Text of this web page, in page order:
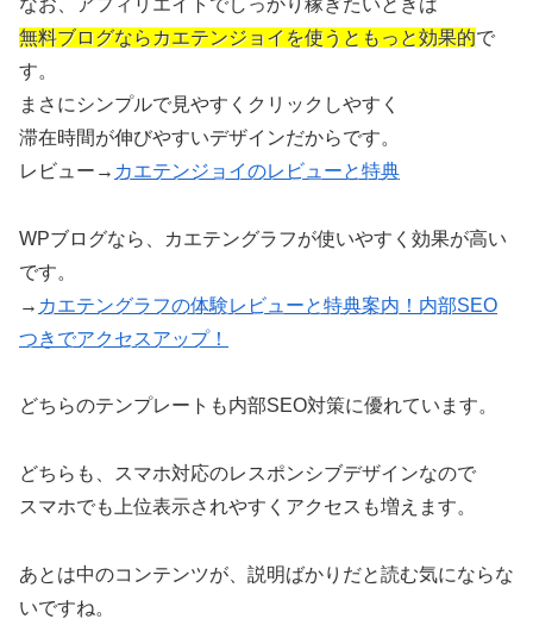
無料ブログならカエテンジョイを使うともっと効果的で
す。
まさにシンプルで見やすくクリックしやすく
滞在時間が伸びやすいデザインだからです。
レビュー→ カエテンジョイのレビューと特典
WPブログなら、カエテングラフが使いやすく効果が高い
です。
→ カエテングラフの体験レビューと特典案内！内部SEO
つきでアクセスアップ！
どちらのテンプレートも内部SEO対策に優れています。
どちらも、スマホ対応のレスポンシブデザインなので
スマホでも上位表示されやすくアクセスも増えます。
あとは中のコンテンツが、説明ばかりだと読む気にならな
いですね。